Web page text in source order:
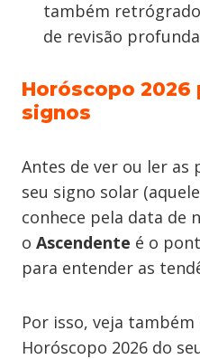
também
de revisão
Horóscopo 2026
signos
Antes de ver ou ler as
seu signo solar
conhece pela data de
o Ascendente é o
para entender as
Por isso, veja
Horóscopo 2026 do